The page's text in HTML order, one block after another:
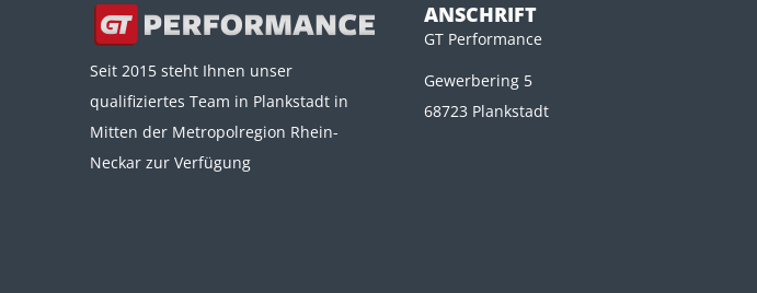
Seit 2015 steht Ihnen unser
qualifiziertes Team in Plankstadt in
Mitten der Metropolregion Rhein-
Neckar zur Verfügung
ANSCHRIFT
GT Performance
Gewerbering 5
68723 Plankstadt